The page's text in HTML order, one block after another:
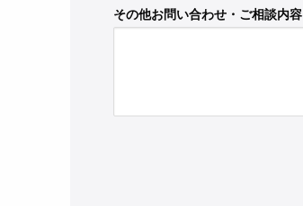
その他お問い合わせ・ご相談内容